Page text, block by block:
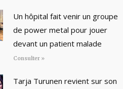
Un hôpital fait venir un groupe
de power metal pour jouer
devant un patient malade
Consulter »
Tarja Turunen revient sur son